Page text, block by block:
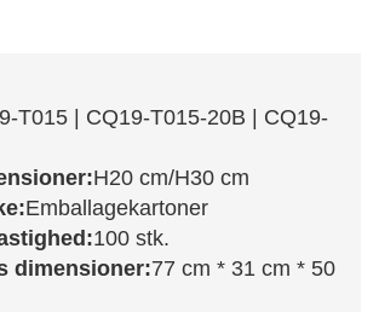
T015 | CQ19-T015-20B | CQ19-
H20 cm/H30 cm
Emballagekartoner
100 stk.
dimensioner:77 cm * 31 cm * 50